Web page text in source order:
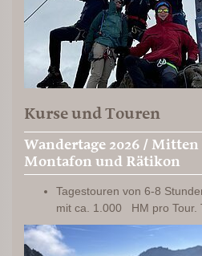
Kurse und Touren
Wandertage 2026 /
Montafon und Rätikon
Tagestouren von 6-8
mit ca. 1.000 HM pro Tour.